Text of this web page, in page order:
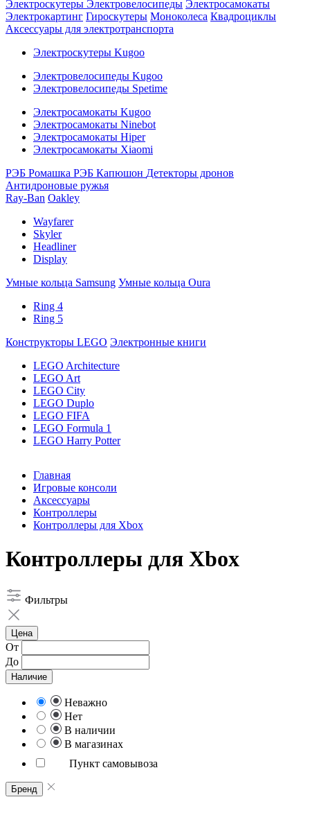
Электроскутеры Электровелосипеды Электросамокаты
Электрокартинг Гироскутеры Моноколеса Квадроциклы
Аксессуары для электротранспорта
Электроскутеры Kugoo
Электровелосипеды Kugoo
Электровелосипеды Spetime
Электросамокаты Kugoo
Электросамокаты Ninebot
Электросамокаты Hiper
Электросамокаты Xiaomi
РЭБ Ромашка РЭБ Капюшон Детекторы дронов
Антидроновые ружья
Ray-Ban Oakley
Wayfarer
Skyler
Headliner
Display
Умные кольца Samsung Умные кольца Oura
Ring 4
Ring 5
Конструкторы LEGO Электронные книги
LEGO Architecture
LEGO Art
LEGO City
LEGO Duplo
LEGO FIFA
LEGO Formula 1
LEGO Harry Potter
Главная
Игровые консоли
Аксессуары
Контроллеры
Контроллеры для Xbox
Контроллеры для Xbox
Фильтры
Цена
От
До
Наличие
Неважно
Нет
В наличии
В магазинах
Пункт самовывоза
Бренд